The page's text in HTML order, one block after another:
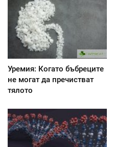
Уремия: Когато бъбреците
не могат да пречистват
тялото